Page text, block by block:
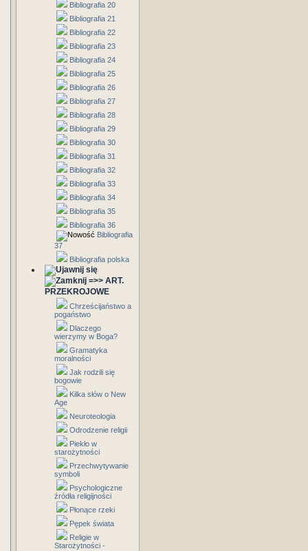
Bibliografia 20
Bibliografia 21
Bibliografia 22
Bibliografia 23
Bibliografia 24
Bibliografia 25
Bibliografia 26
Bibliografia 27
Bibliografia 28
Bibliografia 29
Bibliografia 30
Bibliografia 31
Bibliografia 32
Bibliografia 33
Bibliografia 34
Bibliografia 35
Bibliografia 36
Bibliografia
37
Bibliografia polska
=>> ART.
PRZEKROJOWE
Chrześcijaństwo a
pogaństwo
Dlaczego
wierzymy w Boga?
Gramatyka
moralności
Jak rodzili się
bogowie
Kilka słów o New
Age
Neuroteologia
Odrodzenie religii
Piekło w
starożytności
Przechwytywanie
symboli
Psychologiczne
źródła religijności
Płonące rzeki
Pępek świata
Religie w
Starożytności -